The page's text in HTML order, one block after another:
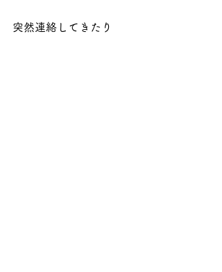
突然連絡してきたり